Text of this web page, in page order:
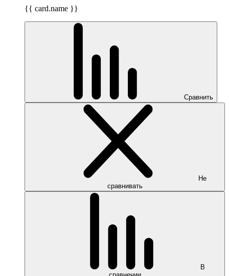
{{ card.name }}
Сравнить
Не
сравнивать
В